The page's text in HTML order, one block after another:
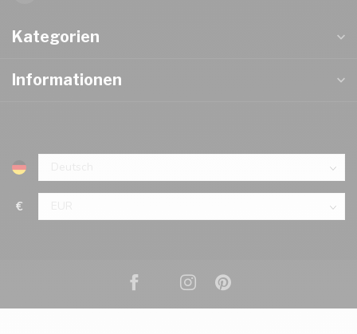
Kategorien
Informationen
€